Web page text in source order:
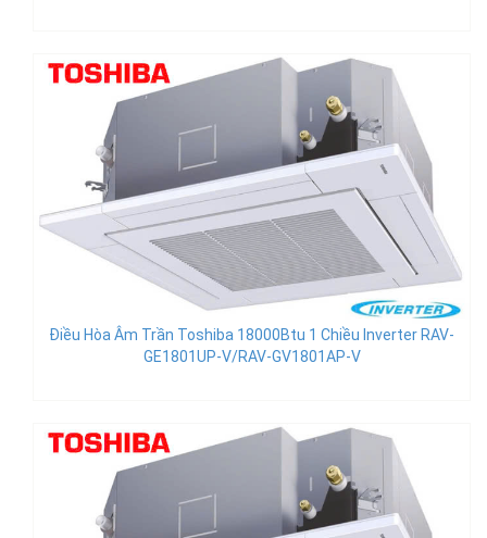
Điều Hòa Âm Trần Toshiba 18000Btu 1 Chiều Inverter RAV-
GE1801UP-V/RAV-GV1801AP-V